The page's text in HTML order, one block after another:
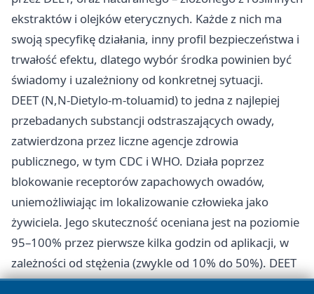
ekstraktów i olejków eterycznych. Każde z nich ma
swoją specyfikę działania, inny profil bezpieczeństwa i
trwałość efektu, dlatego wybór środka powinien być
świadomy i uzależniony od konkretnej sytuacji.
DEET (N,N-Dietylo-m-toluamid) to jedna z najlepiej
przebadanych substancji odstraszających owady,
zatwierdzona przez liczne agencje zdrowia
publicznego, w tym CDC i WHO. Działa poprzez
blokowanie receptorów zapachowych owadów,
uniemożliwiając im lokalizowanie człowieka jako
żywiciela. Jego skuteczność oceniana jest na poziomie
95–100% przez pierwsze kilka godzin od aplikacji, w
zależności od stężenia (zwykle od 10% do 50%). DEET
zapewnia długotrwałą ochronę i jest polecany